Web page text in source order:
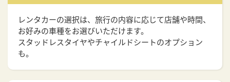
レンタカーの選択は、旅行の内容に応じて店舗や時間、
お好みの車種をお選びいただけます。
スタッドレスタイヤやチャイルドシートのオプション
も。